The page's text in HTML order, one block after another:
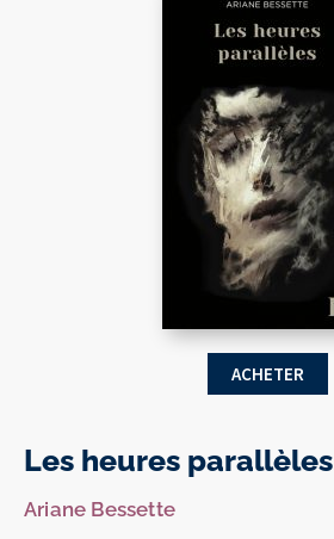
ACHETER
Les heures parallèles
Ariane Bessette